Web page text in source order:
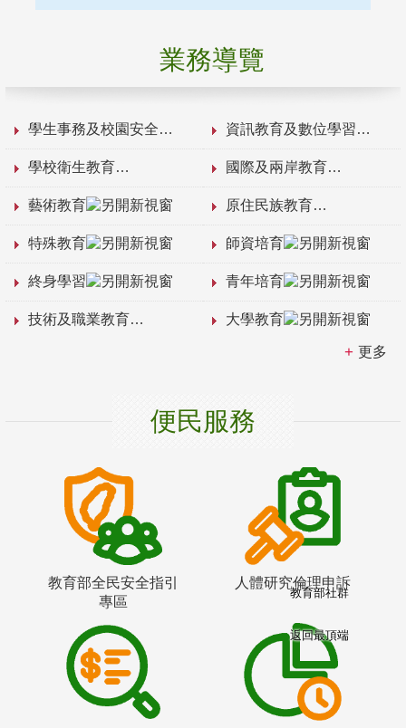
業務導覽
學生事務及校園安全 資訊教育及數位學習
學校衛生教育 國際及兩岸教育
藝術教育 原住民族教育
特殊教育 師資培育
終身學習 青年培育
技術及職業教育 大學教育
更多
便民服務
教育部全民安全指引
專區
人體研究倫理申訴
教育部社群
返回最頂端